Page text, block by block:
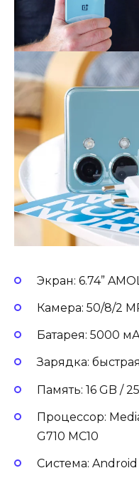
Экран: 6.74”
Камера: 50/8/2
Батарея: 5000
Зарядка:
Память: 16 GB /
Процессор:
G710 MC10
Система: Android